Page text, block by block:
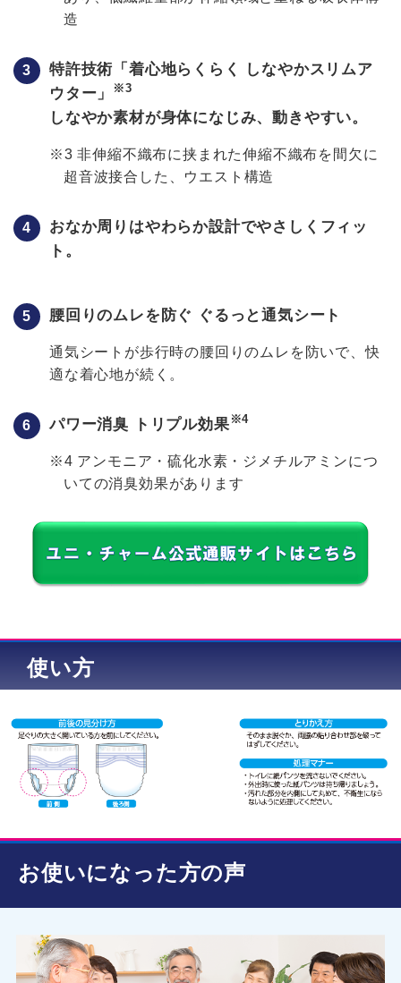
造
特許技術「着心地らくらく しなやかスリムア
ウター」
※3
しなやか素材が身体になじみ、動きやすい。
※3 非伸縮不織布に挟まれた伸縮不織布を間欠に
超音波接合した、ウエスト構造
おなか周りはやわらか設計でやさしくフィッ
ト。
腰回りのムレを防ぐ ぐるっと通気シート
通気シートが歩行時の腰回りのムレを防いで、快
適な着心地が続く。
パワー消臭 トリプル効果 ※4
※4 アンモニア・硫化水素・ジメチルアミンにつ
いての消臭効果があります
使い方
お使いになった方の声